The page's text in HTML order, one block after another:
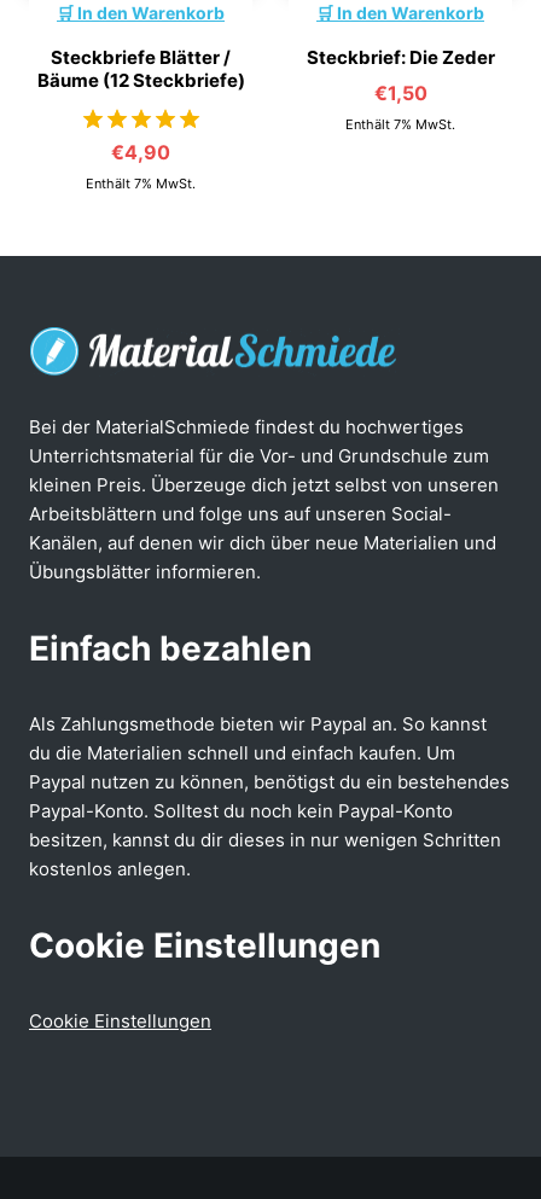
In den Warenkorb
Steckbriefe Blätter /
Bäume (12 Steckbriefe)
von 5
€4,90
Enthält 7% MwSt.
In den Warenkorb
Steckbrief: Die Zeder
€1,50
Enthält 7% MwSt.
Bei der MaterialSchmiede findest du hochwertiges
Unterrichtsmaterial für die Vor- und Grundschule zum
kleinen Preis. Überzeuge dich jetzt selbst von unseren
Arbeitsblättern und folge uns auf unseren Social-
Kanälen, auf denen wir dich über neue Materialien und
Übungsblätter informieren.
Einfach bezahlen
Als Zahlungsmethode bieten wir Paypal an. So kannst
du die Materialien schnell und einfach kaufen. Um
Paypal nutzen zu können, benötigst du ein bestehendes
Paypal-Konto. Solltest du noch kein Paypal-Konto
besitzen, kannst du dir dieses in nur wenigen Schritten
kostenlos anlegen.
Cookie Einstellungen
Cookie Einstellungen